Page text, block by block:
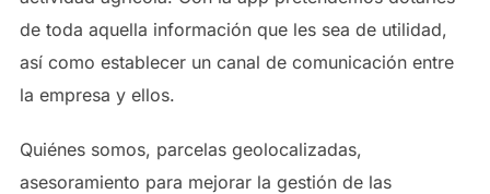
de toda aquella información que les sea de utilidad,
así como establecer un canal de comunicación entre
la empresa y ellos.
Quiénes somos, parcelas geolocalizadas,
asesoramiento para mejorar la gestión de las